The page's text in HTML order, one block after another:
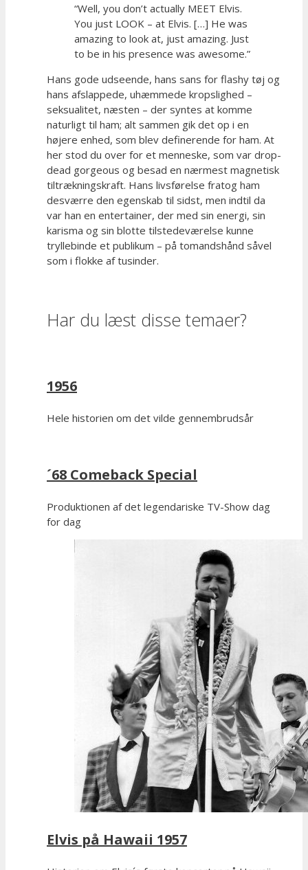
“Well, you don’t actually MEET Elvis.
You just LOOK – at Elvis. […] He was
amazing to look at, just amazing. Just
to be in his presence was awesome.”
Hans gode udseende, hans sans for flashy tøj og
hans afslappede, uhæmmede kropslighed –
seksualitet, næsten – der syntes at komme
naturligt til ham; alt sammen gik det op i en
højere enhed, som blev definerende for ham. At
her stod du over for et menneske, som var drop-
dead gorgeous og besad en nærmest magnetisk
tiltrækningskraft. Hans livsførelse fratog ham
desværre den egenskab til sidst, men indtil da
var han en entertainer, der med sin energi, sin
karisma og sin blotte tilstedeværelse kunne
tryllebinde et publikum – på tomandshånd såvel
som i flokke af tusinder.
Har du læst disse temaer?
1956
Hele historien om det vilde gennembrudsår
´68 Comeback Special
Produktionen af det legendariske TV-Show dag
for dag
Elvis på Hawaii 1957